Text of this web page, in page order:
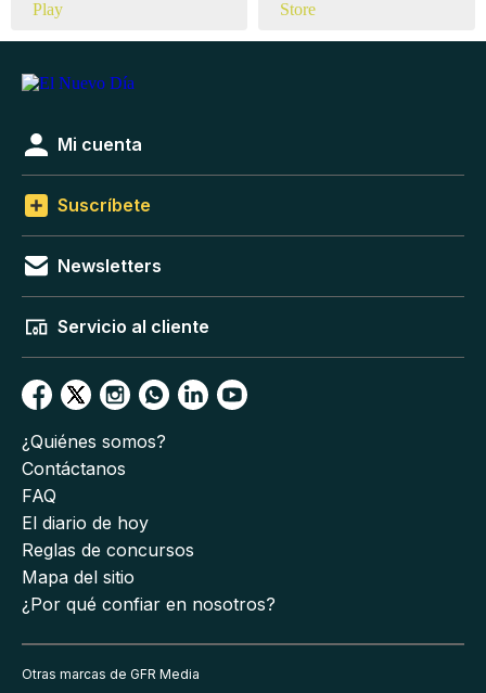
Mi cuenta
Suscríbete
Newsletters
Servicio al cliente
¿Quiénes somos?
Contáctanos
FAQ
El diario de hoy
Reglas de concursos
Mapa del sitio
¿Por qué confiar en nosotros?
Otras marcas de GFR Media